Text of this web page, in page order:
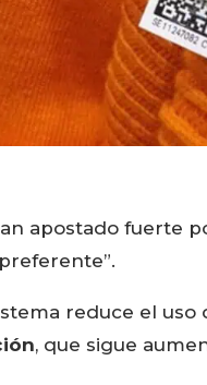
apostado fuerte
reduce el
, que sigue